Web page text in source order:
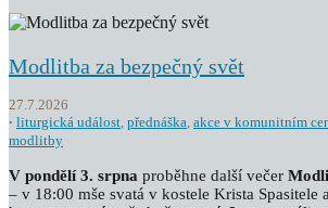
Modlitba za bezpečný svět
27.7.2026
liturgická událost, přednáška, akce v komunitním
modlitby
V pondělí 3. srpna proběhne další večer
– v 18:00 mše svatá v kostele Krista Spasitele